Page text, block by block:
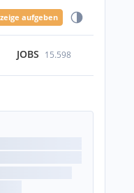
aufgeben
JOBS 15.598